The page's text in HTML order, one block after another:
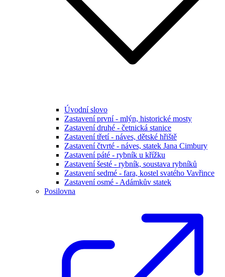
Úvodní slovo
Zastavení první - mlýn, historické mosty
Zastavení druhé - četnická stanice
Zastavení třetí - náves, dětské hřiště
Zastavení čtvrté - náves, statek Jana Cimbury
Zastavení páté - rybník u křížku
Zastavení šesté - rybník, soustava rybníků
Zastavení sedmé - fara, kostel svatého Vavřince
Zastavení osmé - Adámkův statek
Posilovna